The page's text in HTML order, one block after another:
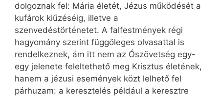
dolgoznak fel: Mária életét, Jézus működését a
kufárok kiűzéséig, illetve a
szenvedéstörténetet. A falfestmények régi
hagyomány szerint függőleges olvasattal is
rendelkeznek, ám itt nem az Ószövetség egy-
egy jelenete feleltethető meg Krisztus életének,
hanem a jézusi események közt lelhető fel
párhuzam: a keresztelés például a keresztre